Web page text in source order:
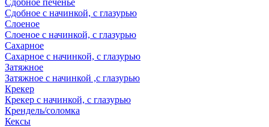
Сдобное печенье
Сдобное с начинкой, с глазурью
Слоеное
Слоеное с начинкой, с глазурью
Сахарное
Сахарное с начинкой, с глазурью
Затяжное
Затяжное с начинкой ,с глазурью
Крекер
Крекер с начинкой, с глазурью
Крендель/соломка
Кексы